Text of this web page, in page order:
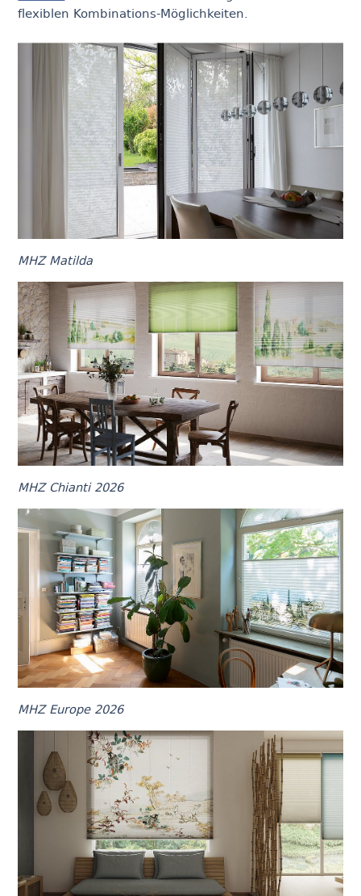
flexiblen Kombinations-Möglichkeiten.
MHZ Matilda
MHZ Chianti 2026
MHZ Europe 2026